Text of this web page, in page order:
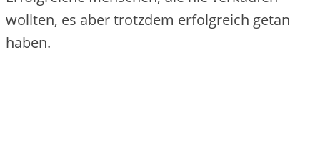
wollten, es aber trotzdem erfolgreich getan
haben.